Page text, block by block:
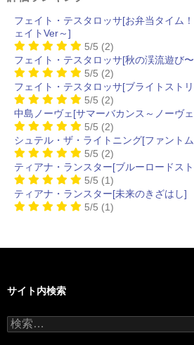
フェイト・テスタロッサ[お弁当タイム
ェイトVer～]
5/5 (2)
フェイト・テスタロッサ[秋の渓流遊び
5/5 (2)
フェイト・テスタロッサ[ブライトスト
5/5 (2)
中島ノーヴェ[サマーバカンス～ノーヴ
5/5 (2)
シュテル・ザ・ライトニング[ファント
5/5 (2)
ティアナ・ランスター[ブルーロードス
5/5 (1)
ティアナ・ランスター[未来のきざはし]
5/5 (1)
サイト内検索
検
索: